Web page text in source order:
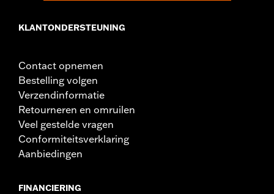
KLANTONDERSTEUNING
Contact opnemen
Bestelling volgen
Verzendinformatie
Retourneren en omruilen
Veel gestelde vragen
Conformiteitsverklaring
Aanbiedingen
FINANCIERING